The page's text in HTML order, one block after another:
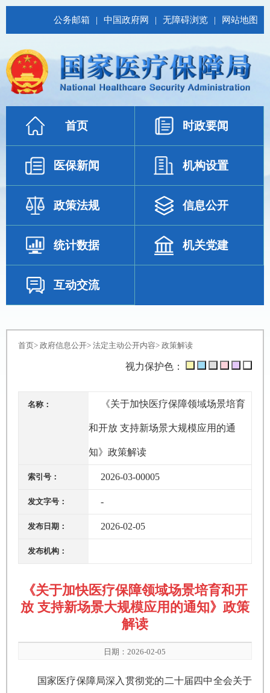
公务邮箱 | 中国政府网 | 无障碍浏览 | 网站地图
首页 时政要闻
医保新闻 机构设置
政策法规 信息公开
统计数据 机关党建
互动交流
首页> 政府信息公开> 法定主动公开内容> 政策解读
视力保护色：
名称： 《关于加快医疗保障领域场景培育
和开放 支持新场景大规模应用的通
知》政策解读
索引号： 2026-03-00005
发文字号： -
发布日期： 2026-02-05
发布机构：
《关于加快医疗保障领域场景培育和开
放 支持新场景大规模应用的通知》政策
解读
日期：2026-02-05
国家医疗保障局深入贯彻党的二十届四中全会关于